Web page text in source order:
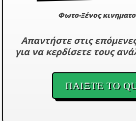
Φωτο-Ξένος
Απαντήστε στις
για να κερδίσετε τους
ΠΑΙΞΤΕ ΤΟ